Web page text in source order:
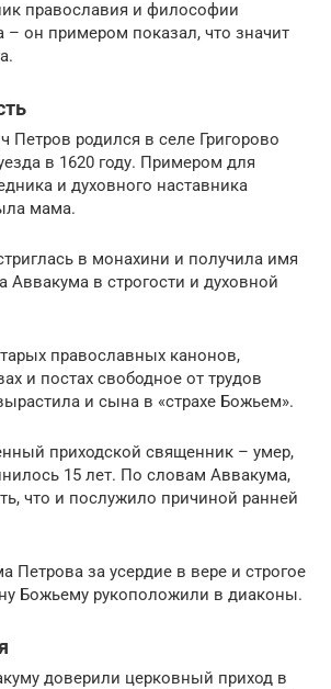
православия и философии
– он примером показал, что значит
Петров родился в селе Григорово
в 1620 году. Примером для
и духовного наставника
мама.
в монахини и получила имя
Аввакума в строгости и духовной
православных канонов,
и постах свободное от трудов
и сына в «страхе Божьем».
приходской священник – умер,
15 лет. По словам Аввакума,
что и послужило причиной ранней
Петрова за усердие в вере и строгое
Божьему рукоположили в диаконы.
доверили церковный приход в